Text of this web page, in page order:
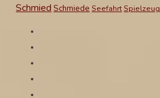
Schmied Schmiede Seefahrt Spielzeug